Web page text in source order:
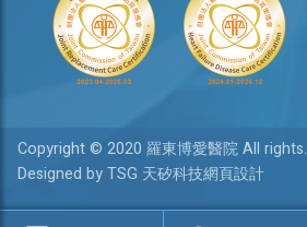
Copyright © 2020 羅東博愛醫院 All rights.
Designed by TSG 天矽科技網頁設計